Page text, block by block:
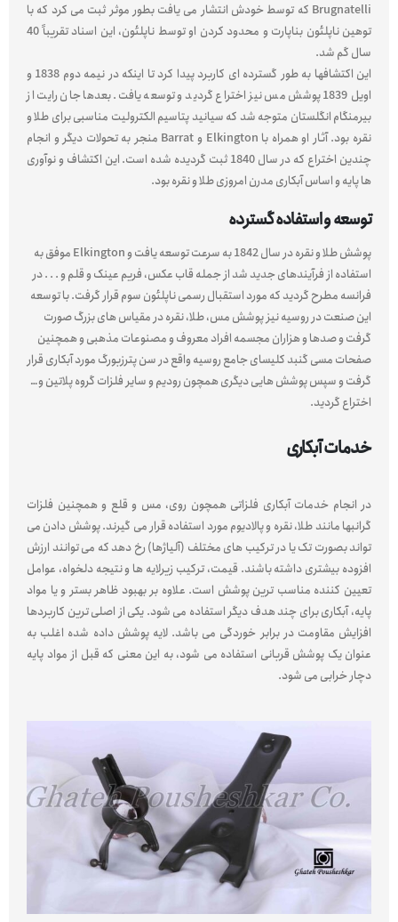
Brugnatelli که توسط خودش انتشار می یافت بطور موثر ثبت می کرد که با
توهین ناپلئون بناپارت و محدود کردن او توسط ناپلئون، این اسناد تقریباً 40
سال گم شد.
این اکتشافها به طور گسترده ای کاربرد پیدا کرد تا اینکه در نیمه دوم 1838 و
اویل 1839 پوشش مس نیز اختراع گردید و توسعه یافت. بعدها جان رایت از
بیرمنگام انگلستان متوجه شد که سیانید پتاسیم الکترولیت مناسبی برای طلا و
نقره بود. آثار او همراه با Elkington و Barrat منجر به تحولات دیگر و انجام
چندین اختراع که در سال 1840 ثبت گردیده شده است. این اکتشاف و نوآوری
ها پایه و اساس آبکاری مدرن امروزی طلا و نقره بود.
توسعه و استفاده گسترده
پوشش طلا و نقره در سال 1842 به سرعت توسعه یافت و Elkington موفق به
استفاده از فرآیندهای جدید شد از جمله قاب عکس، فریم عینک و قلم و . . . در
فرانسه مطرح گردید که مورد استقبال رسمی ناپلئون سوم قرار گرفت. با توسعه
این صنعت در روسیه نیز پوشش مس، طلا، نقره در مقیاس های بزرگ صورت
گرفت و صدها و هزاران مجسمه افراد معروف و مصنوعات مذهبی و همچنین
صفحات مسی گنبد کلیسای جامع روسیه واقع در سن پترزبورگ مورد آبکاری قرار
گرفت و سپس پوشش هایی دیگری همچون رودیم و سایر فلزات گروه پلاتین و…
اختراع گردید.
خدمات آبکاری
در انجام خدمات آبکاری فلزاتی همچون روی، مس و قلع و همچنین فلزات
گرانبها مانند طلا، نقره و پالادیوم مورد استفاده قرار می گیرند. پوشش دادن می
تواند بصورت تک یا در ترکیب های مختلف (آلیاژها) رخ دهد که می توانند ارزش
افزوده بیشتری داشته باشند. قیمت، ترکیب زیرلایه ها و نتیجه دلخواه، عوامل
تعیین کننده مناسب ترین پوشش است. علاوه بر بهبود ظاهر بستر و یا مواد
پایه، آبکاری برای چند هدف دیگر استفاده می شود. یکی از اصلی ترین کاربردها
افزایش مقاومت در برابر خوردگی می باشد. لایه پوشش داده شده اغلب به
عنوان یک پوشش قربانی استفاده می شود، به این معنی که قبل از مواد پایه
دچار خرابی می شود.